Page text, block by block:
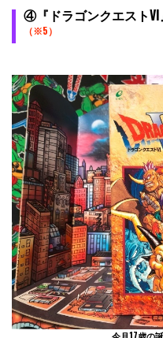
④『ドラゴンクエストVI
（※5）